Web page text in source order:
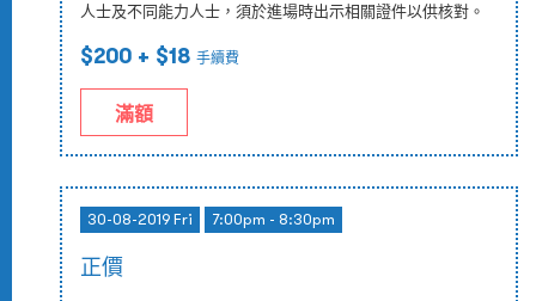
人士及不同能力人士，須於進場時出示相關證件以供核對。
$200 + $18 手續費
滿額
30-08-2019 Fri 7:00pm - 8:30pm
正價